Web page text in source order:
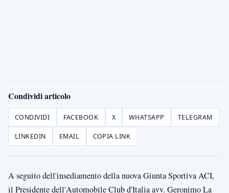
Condividi articolo
CONDIVIDI FACEBOOK X WHATSAPP TELEGRAM
LINKEDIN EMAIL COPIA LINK
A seguito dell'insediamento della nuova Giunta Sportiva ACI,
il Presidente dell'Automobile Club d'Italia avv. Geronimo La